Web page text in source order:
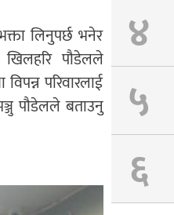
लिनुपर्छ भनेर
खिलहरि पौडेलले
परिवारलाई
पौडेलले बताउनु
४
५
६